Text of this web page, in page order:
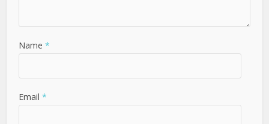
Name *
Email *